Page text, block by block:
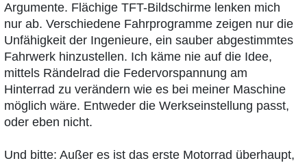
Argumente. Flächige TFT-Bildschirme lenken mich
nur ab. Verschiedene Fahrprogramme zeigen nur die
Unfähigkeit der Ingenieure, ein sauber abgestimmtes
Fahrwerk hinzustellen. Ich käme nie auf die Idee,
mittels Rändelrad die Federvorspannung am
Hinterrad zu verändern wie es bei meiner Maschine
möglich wäre. Entweder die Werkseinstellung passt,
oder eben nicht.
Und bitte: Außer es ist das erste Motorrad überhaupt,